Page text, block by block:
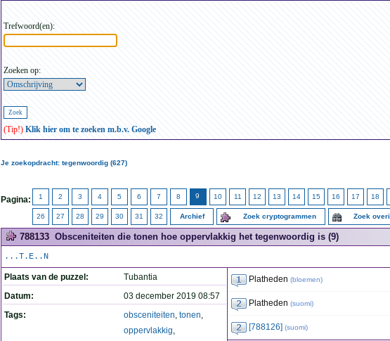
Trefwoord(en):
Zoeken op:
(Tip!) Klik hier om te zoeken m.b.v. Google
Je zoekopdracht: tegenwoordig (627)
Pagina: 1 2 3 4 5 6 7 8 9 10 11 12 13 14 15 16 17 18
26 27 28 29 30 31 32 Archief Zoek cryptogrammen Zoek
788133 Obsceniteiten die tonen hoe oppervlakkig het tegenwoordig is (9)
...T.E..N
Plaats van de puzzel:
Tubantia
Datum:
03 december 2019 08:57
Tags:
obsceniteiten, tonen,
oppervlakkig,
Platheden (bloemen)
Platheden (suomi)
[788126] (suomi)